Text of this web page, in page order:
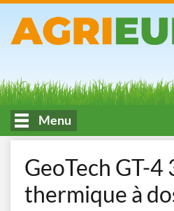
Menu
GeoTech GT-
thermique à